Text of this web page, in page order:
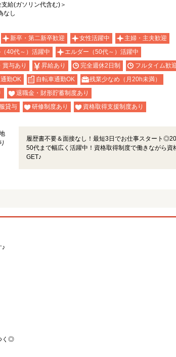
給(ガソリン代含む)＞
なし
新卒・第二新卒歓迎 女性活躍中
主婦・主夫歓迎
（40代～）活躍中
エルダー（50代～）活躍中
賞与あり 昇給あり 完全週休2日制
フルタイム歓
勤OK 自転車通勤OK
残業少なめ（月20h未満）
退職金・財形貯蓄制度あり
貸与 研修制度あり 資格取得支援制度あり
履歴書不要＆面接なし！最短3日でお仕事スタート
50代まで幅広く活躍中！資格取得制度で働きながら資
GET♪
♪
く◎